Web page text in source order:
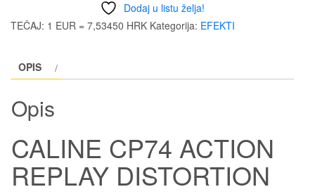
REPLAY
Dodaj u listu želja!
TEČAJ: 1 EUR = 7,53450 HRK Kategorija: EFEKTI
OPIS
Opis
CALINE CP74 ACTION
REPLAY DISTORTION